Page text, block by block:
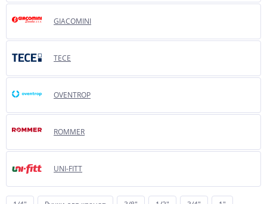
GIACOMINI
TECE
OVENTROP
ROMMER
UNI-FITT